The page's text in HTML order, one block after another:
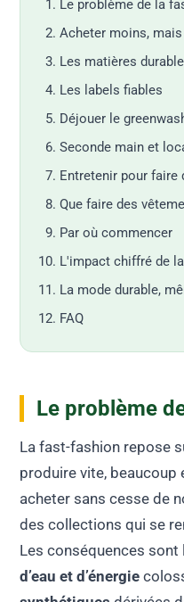
Le problème de la
Acheter moins,
Les matières
Les labels fiables
Déjouer le
Seconde main et
Entretenir pour faire
Que faire des
Par où commencer
L'impact chiffré de
La mode durable,
FAQ
Le problème
La fast-fashion repose
produire vite, beaucoup
acheter sans cesse de
des collections qui se
Les conséquences
d’eau et d’énergie